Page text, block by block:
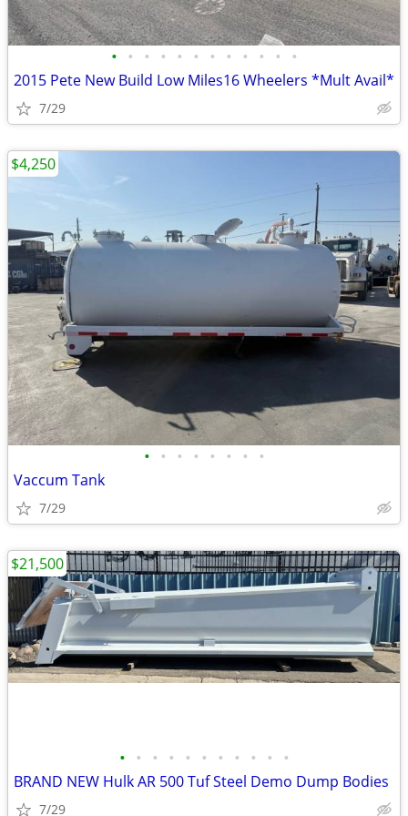
• • • • • • • • • • • •
2015 Pete New Build Low Miles16 Wheelers *Mult Avail*
7/29
• • • • • • • •
Vaccum Tank
7/29
$4,250
• • • • • • • • • • •
BRAND NEW Hulk AR 500 Tuf Steel Demo Dump Bodies
7/29
$21,500